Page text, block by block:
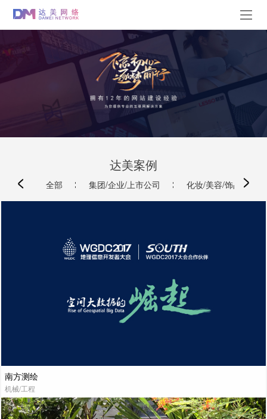
达美案例
全部 集团/企业/上市公司 化妆/美容/饰品
南方测绘
机械/工程